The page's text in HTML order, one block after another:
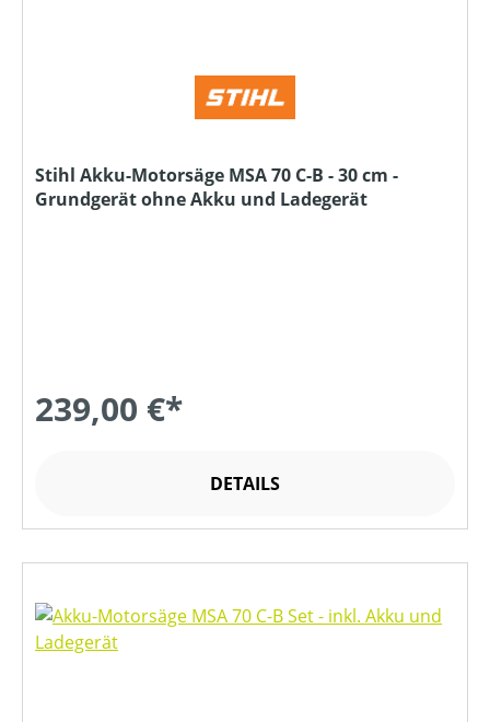
Stihl Akku-Motorsäge MSA 70 C-B - 30 cm -
Grundgerät ohne Akku und Ladegerät
239,00 €*
DETAILS